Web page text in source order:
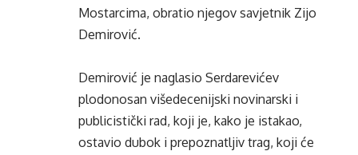
Mostarcima, obratio njegov savjetnik Zijo
Demirović.
Demirović je naglasio Serdarevićev
plodonosan višedecenijski novinarski i
publicistički rad, koji je, kako je istakao,
ostavio dubok i prepoznatljiv trag, koji će